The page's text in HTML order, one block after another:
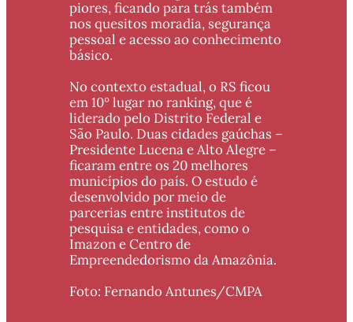
piores, ficando para trás também
nos quesitos moradia, segurança
pessoal e acesso ao conhecimento
básico.
No contexto estadual, o RS ficou
em 10º lugar no ranking, que é
liderado pelo Distrito Federal e
São Paulo. Duas cidades gaúchas –
Presidente Lucena e Alto Alegre –
ficaram entre os 20 melhores
municípios do país. O estudo é
desenvolvido por meio de
parcerias entre institutos de
pesquisa e entidades, como o
Imazon e Centro de
Empreendedorismo da Amazônia.
Foto: Fernando Antunes/CMPA